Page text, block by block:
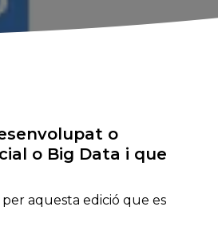
o
o Big Data i que
aquesta edició que es